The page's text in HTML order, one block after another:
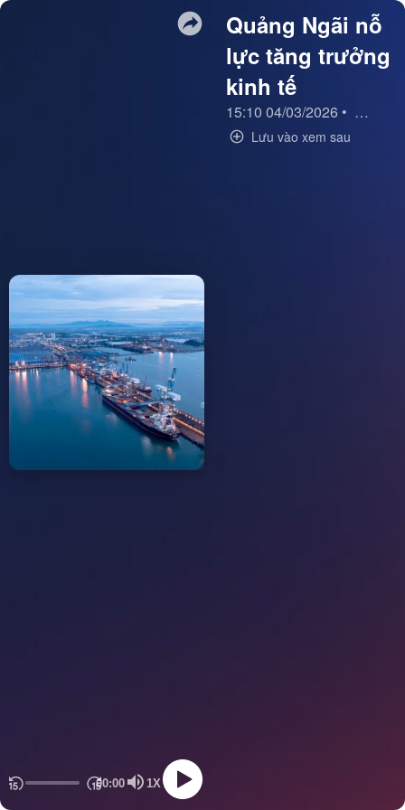
Quảng Ngãi nỗ
lực tăng trưởng
kinh tế
15:10 04/03/2026 • An
Lưu vào xem sau
00:00 1X